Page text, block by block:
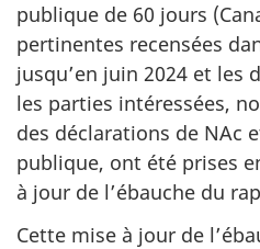
publique de 60 jours
pertinentes recensées
jusqu’en juin 2024 et les
les parties intéressées,
des déclarations de NAc
publique, ont été prises
à jour de l’ébauche du
Cette mise à jour de